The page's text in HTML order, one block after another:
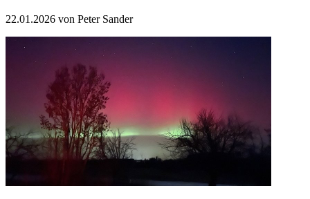
22.01.2026 von Peter Sander